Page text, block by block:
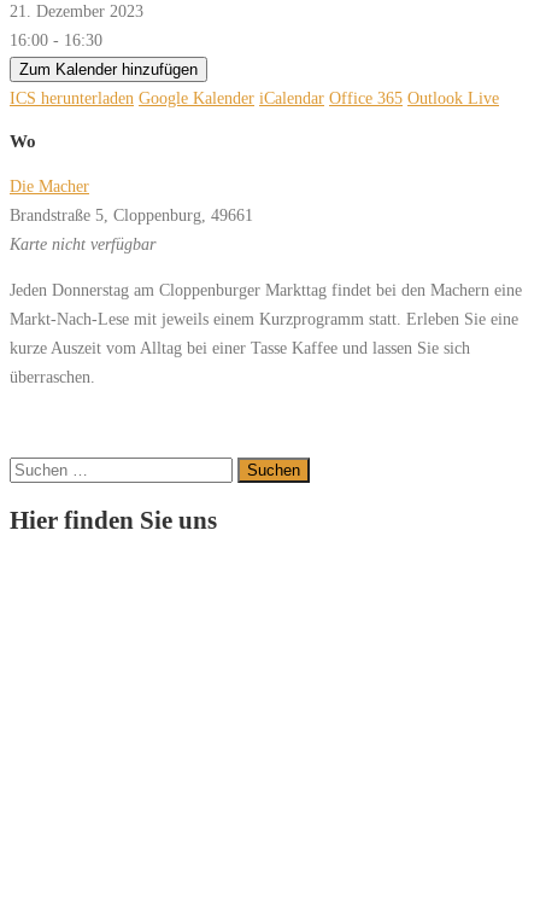
21. Dezember 2023
16:00 - 16:30
Zum Kalender hinzufügen
ICS herunterladen Google Kalender iCalendar Office 365 Outlook Live
Wo
Die Macher
Brandstraße 5, Cloppenburg, 49661
Karte nicht verfügbar
Jeden Donnerstag am Cloppenburger Markttag findet bei den Machern eine
Markt-Nach-Lese mit jeweils einem Kurzprogramm statt. Erleben Sie eine
kurze Auszeit vom Alltag bei einer Tasse Kaffee und lassen Sie sich
überraschen.
Suchen
Hier finden Sie uns